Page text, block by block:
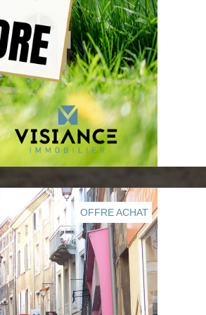
OFFRE ACHAT